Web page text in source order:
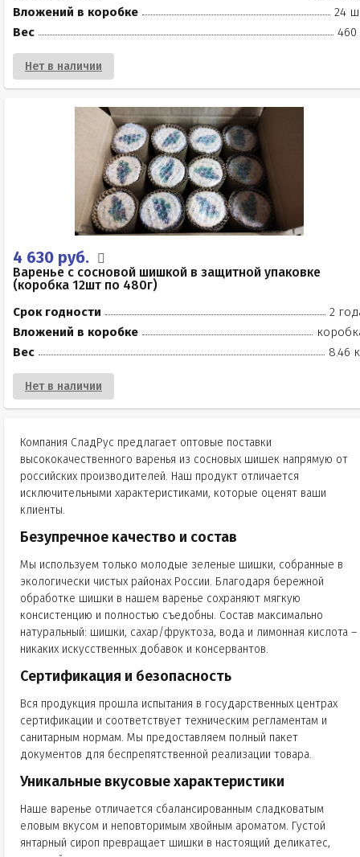
Вложений в коробке
24
Вес
460
Нет в наличии
4 630 руб.
Варенье с сосновой шишкой в защитной упаковке
(коробка 12шт по 480г)
Срок годности
2
Вложений в коробке
Вес
8.46
Нет в наличии
Компания СладРус предлагает оптовые поставки
высококачественного варенья из сосновых шишек напрямую от
российских производителей. Наш продукт отличается
исключительными характеристиками, которые оценят ваши
клиенты.
Безупречное качество и состав
Мы используем только молодые зеленые шишки, собранные в
экологически чистых районах России. Благодаря бережной
обработке шишки в нашем варенье сохраняют мягкую
консистенцию и полностью съедобны. Состав максимально
натуральный: шишки, сахар/фруктоза, вода и лимонная кислота –
никаких искусственных добавок и консервантов.
Сертификация и безопасность
Вся продукция прошла испытания в государственных центрах
сертификации и соответствует техническим регламентам и
санитарным нормам. Мы предоставляем полный пакет
документов для беспрепятственной реализации товара.
Уникальные вкусовые характеристики
Наше варенье отличается сбалансированным сладковатым
еловым вкусом и неповторимым хвойным ароматом. Густой
янтарный сироп превращает шишки в настоящий деликатес,